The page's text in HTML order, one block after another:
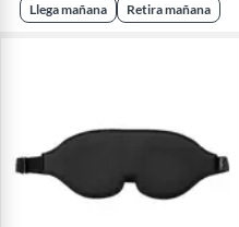
Llega mañana Retira mañana